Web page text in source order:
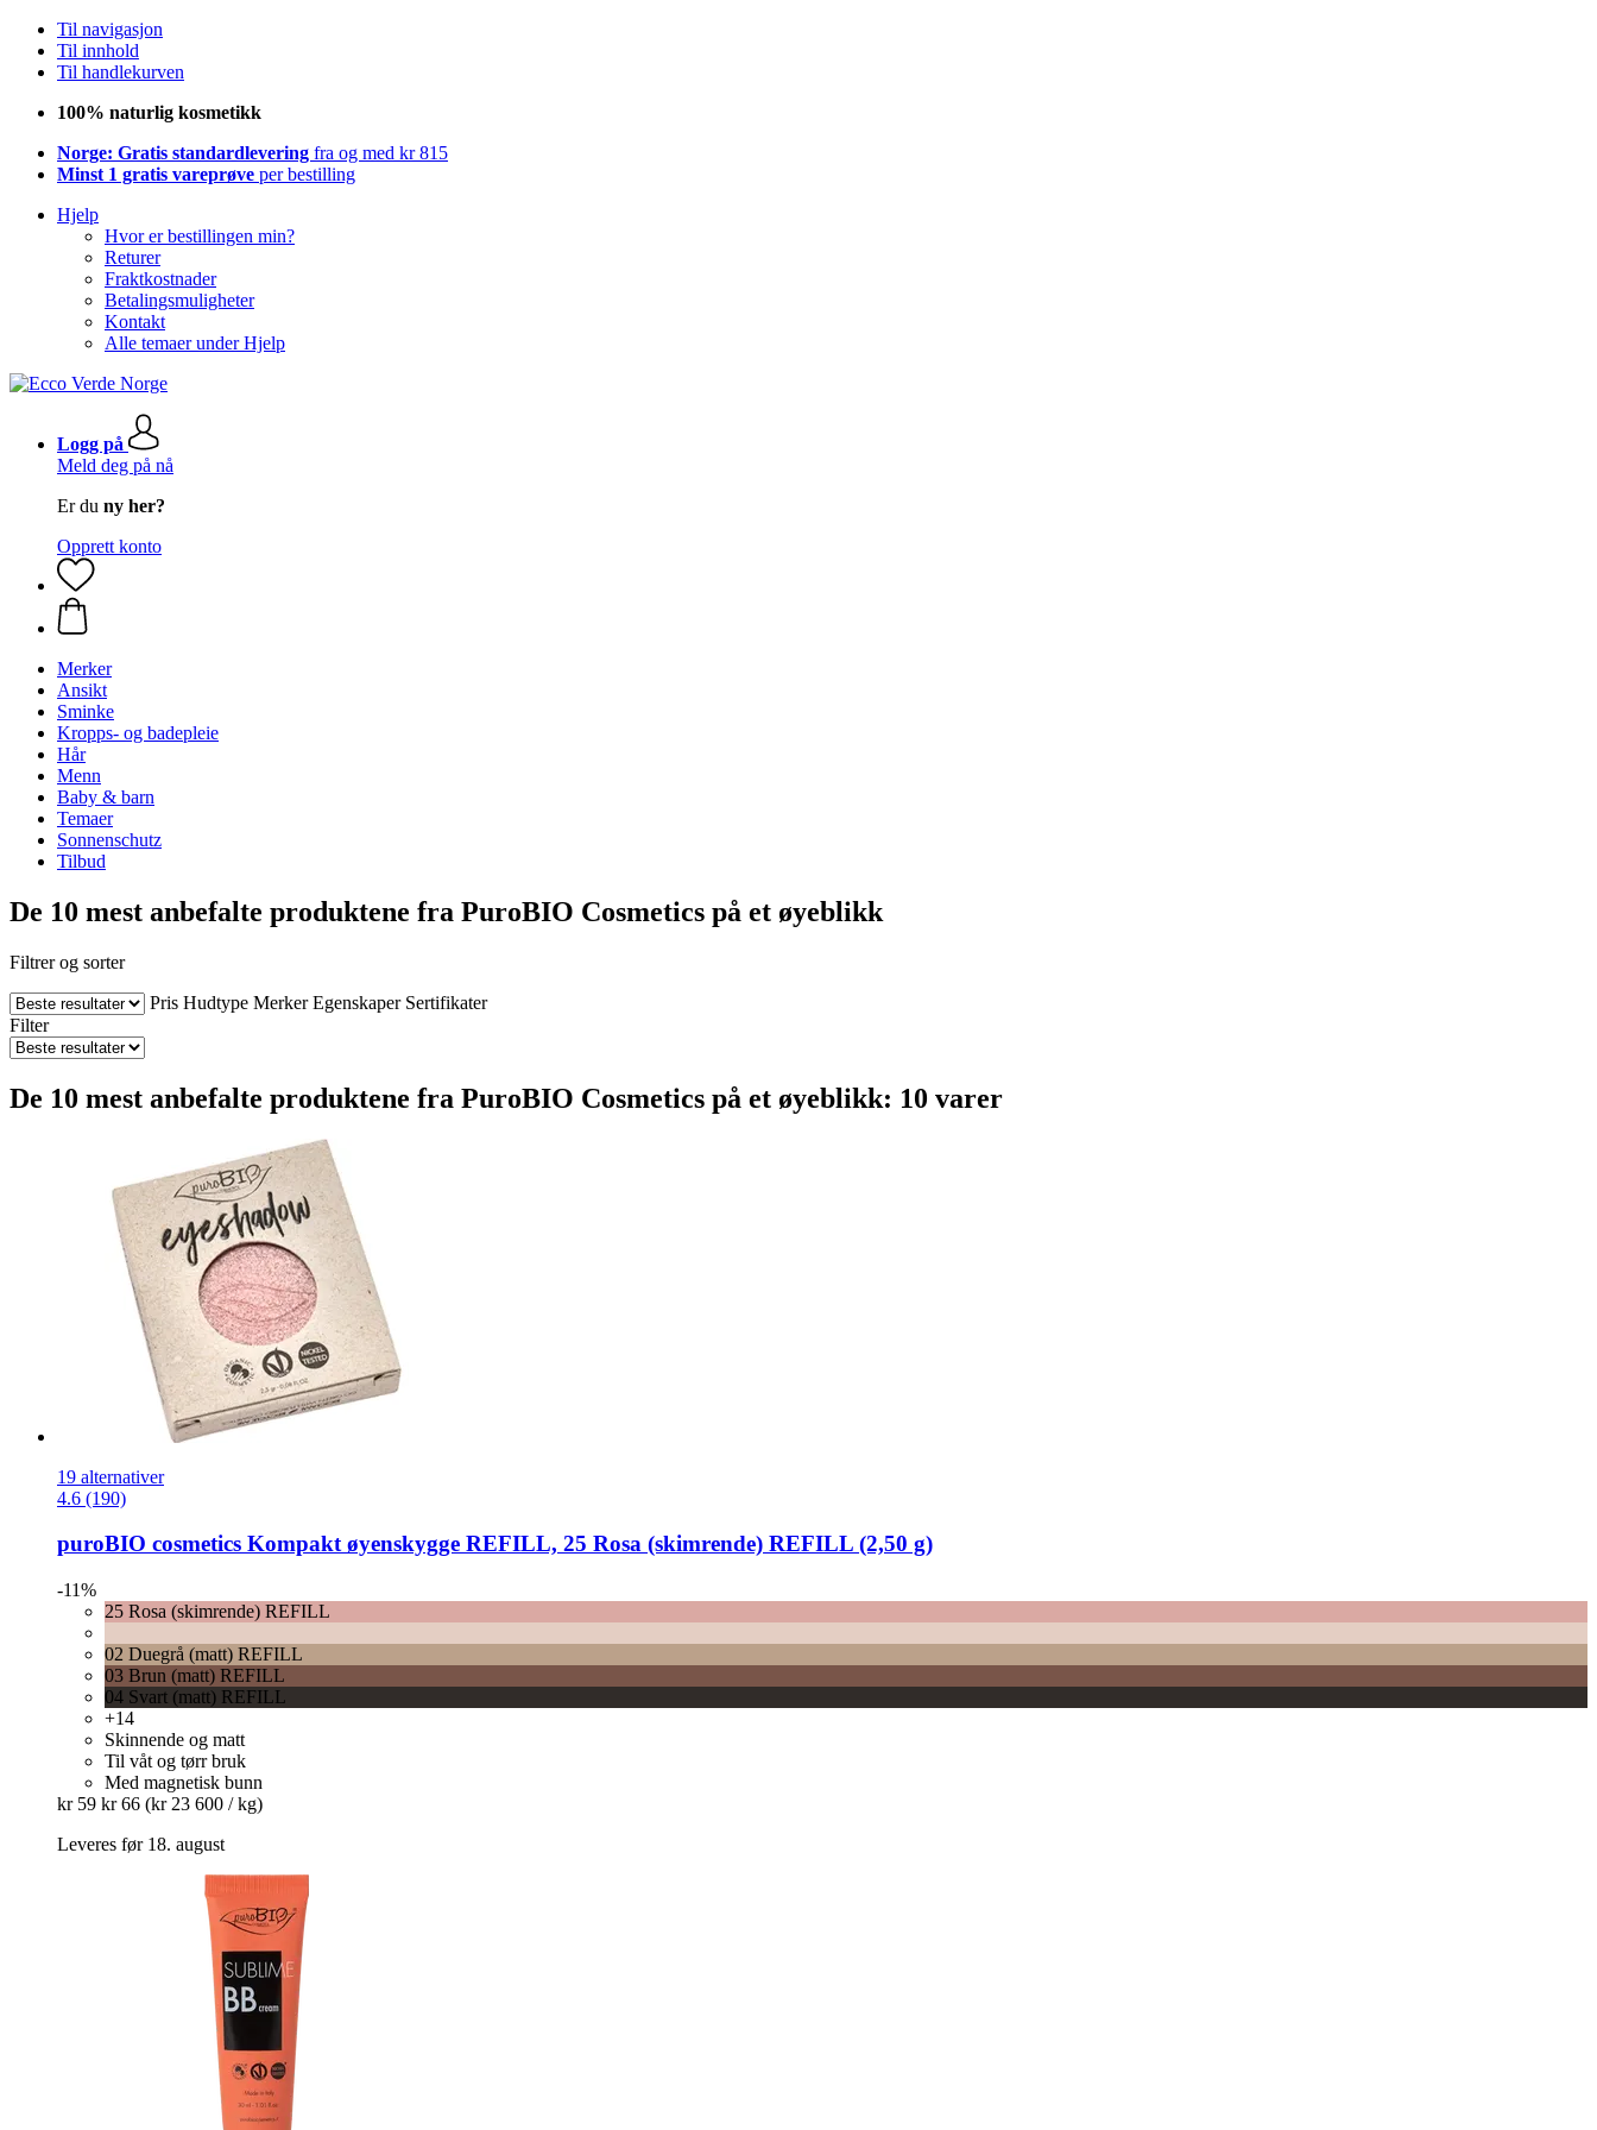
Til navigasjon
Til innhold
Til handlekurven
100% naturlig kosmetikk
Norge: Gratis standardlevering fra og med kr 815
Minst 1 gratis vareprøve per bestilling
Hjelp
Hvor er bestillingen min?
Returer
Fraktkostnader
Betalingsmuligheter
Kontakt
Alle temaer under Hjelp
Logg på
Meld deg på nå
Er du ny her?
Opprett konto
Merker
Ansikt
Sminke
Kropps- og badepleie
Hår
Menn
Baby & barn
Temaer
Sonnenschutz
Tilbud
De 10 mest anbefalte produktene fra PuroBIO Cosmetics på et øyeblikk
Filtrer og sorter
Pris Hudtype Merker Egenskaper Sertifikater
Filter
De 10 mest anbefalte produktene fra PuroBIO Cosmetics på et øyeblikk: 10 varer
19 alternativer
4.6 (190)
puroBIO cosmetics Kompakt øyenskygge REFILL, 25 Rosa (skimrende) REFILL (2,50 g)
-11%
25 Rosa (skimrende) REFILL
02 Duegrå (matt) REFILL
03 Brun (matt) REFILL
04 Svart (matt) REFILL
+14
Skinnende og matt
Til våt og tørr bruk
Med magnetisk bunn
kr 59 kr 66 (kr 23 600 / kg)
Leveres før 18. august